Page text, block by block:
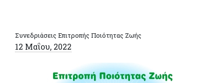
Συνεδριάσεις Επιτροπής Ποιότητας Ζωής
12 Μαΐου, 2022